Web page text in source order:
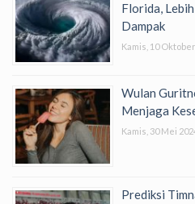
Florida,
Dampak
Kamis, 10
Wulan
Menjaga
Kamis, 30 Mei
Prediksi